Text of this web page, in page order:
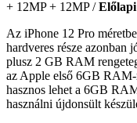
+ 12MP + 12MP /
Az iPhone 12 Pro
hardveres része azonban
plusz 2 GB RAM
az Apple első 6GB
hasznos lehet a 6GB
használni újdonsült